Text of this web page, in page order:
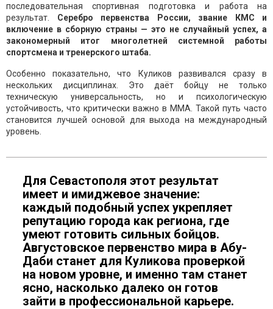
последовательная спортивная подготовка и работа на
результат. Серебро первенства России, звание КМС и
включение в сборную страны — это не случайный успех, а
закономерный итог многолетней системной работы
спортсмена и тренерского штаба.
Особенно показательно, что Куликов развивался сразу в
нескольких дисциплинах. Это даёт бойцу не только
техническую универсальность, но и психологическую
устойчивость, что критически важно в ММА. Такой путь часто
становится лучшей основой для выхода на международный
уровень.
Для Севастополя этот результат
имеет и имиджевое значение:
каждый подобный успех укрепляет
репутацию города как региона, где
умеют готовить сильных бойцов.
Августовское первенство мира в Абу-
Даби станет для Куликова проверкой
на новом уровне, и именно там станет
ясно, насколько далеко он готов
зайти в профессиональной карьере.